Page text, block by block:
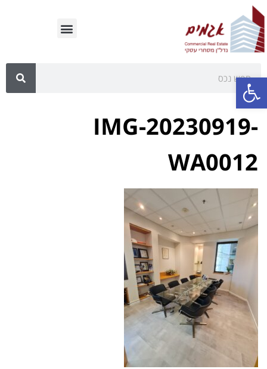
IMG-20230919-
WA0012
פתח סרגל נגישות